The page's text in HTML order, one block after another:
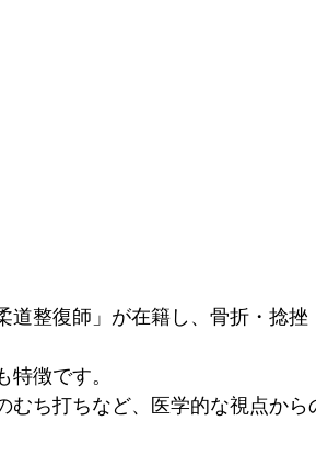
道整復師」が在籍し、骨折・捻挫
徴です。
むち打ちなど、医学的な視点から